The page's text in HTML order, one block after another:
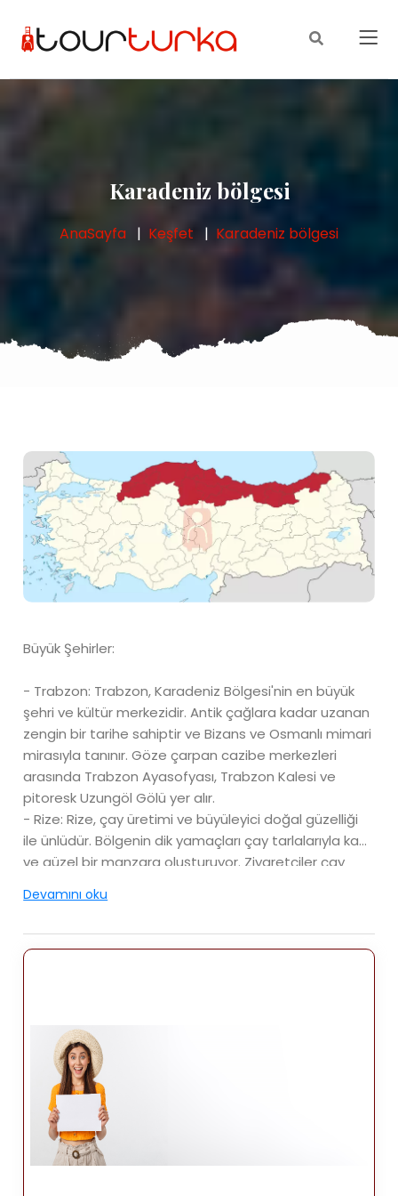
Karadeniz bölgesi
AnaSayfa Keşfet Karadeniz bölgesi
Büyük Şehirler:
- Trabzon: Trabzon, Karadeniz Bölgesi'nin en büyük
şehri ve kültür merkezidir. Antik çağlara kadar uzanan
zengin bir tarihe sahiptir ve Bizans ve Osmanlı mimari
mirasıyla tanınır. Göze çarpan cazibe merkezleri
arasında Trabzon Ayasofyası, Trabzon Kalesi ve
pitoresk Uzungöl Gölü yer alır.
- Rize: Rize, çay üretimi ve büyüleyici doğal güzelliği
ile ünlüdür. Bölgenin dik yamaçları çay tarlalarıyla kaplı
ve güzel bir manzara oluşturuyor. Ziyaretçiler çay
ve Fırtına Vadisi'nin doğal güzelliğinin tadını
- Samsun: Samsun önemli bir liman kentidir ve
anan Atatürk Müzesi ile tanınır.
- Ordu: Ordu, pitoresk sahil şeridi ve fındık
bahçeleriyle ünlüdür. Şehir, ziyaretçilerin panoramik
deniz ve aşağıdaki şehir manzarasının keyfini
çıkarabileceği Boztepe Tepesi'nden muhteşem
manzaralar sunuyor.
- Amasya: Amasya, Osmanlı dönemine ait benzersiz
Devamını oku